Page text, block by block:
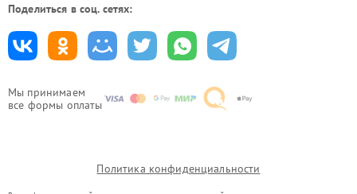
Мы принимаем
все формы оплаты
Поделиться в соц. сетях:
Политика конфиденциальности